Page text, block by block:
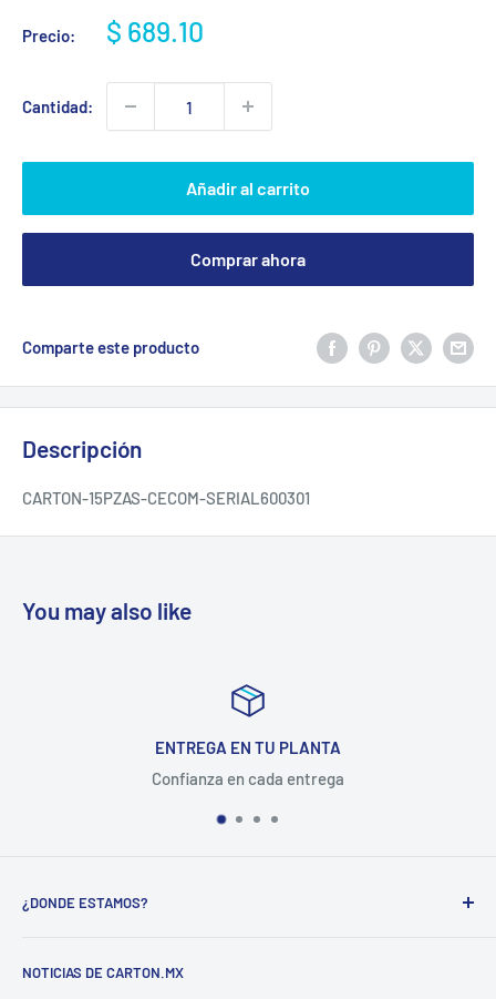
Precio:
Precio
venta
$ 689.10
Cantidad:
Añadir al carrito
Comprar ahora
Comparte este producto
Descripción
CARTON-15PZAS-CECOM-SERIAL600301
You may also like
ENTREGA EN TU PLANTA
Confianza en cada entrega
¿DONDE ESTAMOS?
NOTICIAS DE CARTON.MX